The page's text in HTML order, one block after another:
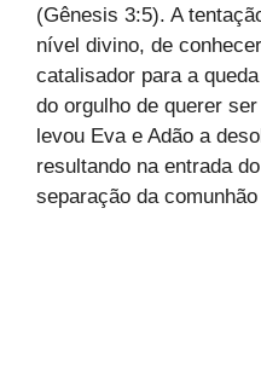
(Gênesis 3:5). A
nível divino, de
catalisador para a
do orgulho de querer
levou Eva e Adão a
resultando na entrada
separação da